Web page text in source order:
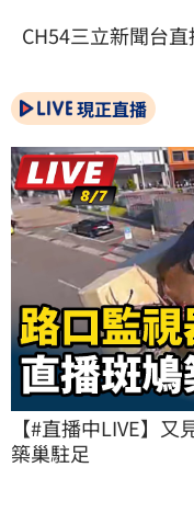
CH54三立新聞台直
現正直播
【#直播中LIVE】
築巢駐足